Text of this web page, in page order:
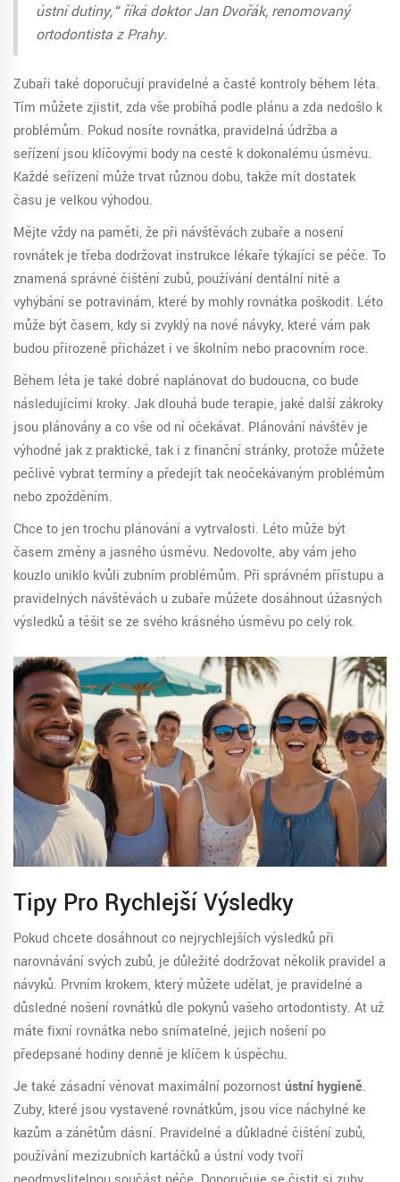
ústní dutiny,“ říká doktor Jan Dvořák, renomovaný
ortodontista z Prahy.
Zubaři také doporučují pravidelné a časté kontroly během léta.
Tím můžete zjistit, zda vše probíhá podle plánu a zda nedošlo k
problémům. Pokud nosíte rovnátka, pravidelná údržba a
seřízení jsou klíčovými body na cestě k dokonalému úsměvu.
Každé seřízení může trvat různou dobu, takže mít dostatek
času je velkou výhodou.
Mějte vždy na paměti, že při návštěvách zubaře a nosení
rovnátek je třeba dodržovat instrukce lékaře týkající se péče. To
znamená správné čištění zubů, používání dentální nitě a
vyhýbání se potravinám, které by mohly rovnátka poškodit. Léto
může být časem, kdy si zvyklý na nové návyky, které vám pak
budou přirozeně přicházet i ve školním nebo pracovním roce.
Během léta je také dobré naplánovat do budoucna, co bude
následujícími kroky. Jak dlouhá bude terapie, jaké další zákroky
jsou plánovány a co vše od ní očekávat. Plánování návštěv je
výhodné jak z praktické, tak i z finanční stránky, protože můžete
pečlivě vybrat termíny a předejít tak neočekávaným problémům
nebo zpožděním.
Chce to jen trochu plánování a vytrvalosti. Léto může být
časem změny a jasného úsměvu. Nedovolte, aby vám jeho
kouzlo uniklo kvůli zubním problémům. Při správném přístupu a
pravidelných návštěvách u zubaře můžete dosáhnout úžasných
výsledků a těšit se ze svého krásného úsměvu po celý rok.
Tipy Pro Rychlejší Výsledky
Pokud chcete dosáhnout co nejrychlejších výsledků při
narovnávání svých zubů, je důležité dodržovat několik pravidel a
návyků. Prvním krokem, který můžete udělat, je pravidelné a
důsledné nošení rovnátků dle pokynů vašeho ortodontisty. Ať už
máte fixní rovnátka nebo snímatelné, jejich nošení po
předepsané hodiny denně je klíčem k úspěchu.
Je také zásadní věnovat maximální pozornostústní hygieně.
Zuby, které jsou vystavené rovnátkům, jsou více náchylné ke
kazům a zánětům dásní. Pravidelné a důkladné čištění zubů,
používání mezizubních kartáčků a ústní vody tvoří